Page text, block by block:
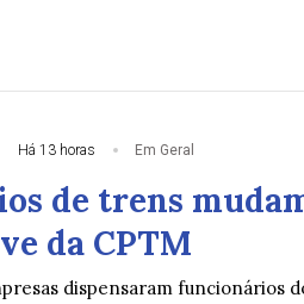
Há 13 horas Em Geral
de trens
da CPTM
dispensaram funcionários